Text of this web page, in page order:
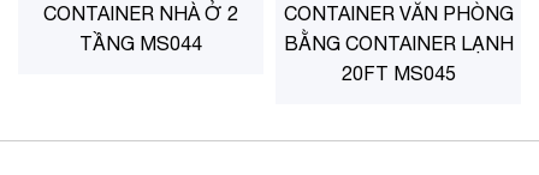
CONTAINER NHÀ Ở 2
TẦNG MS044
CONTAINER VĂN PHÒNG
BẰNG CONTAINER LẠNH
20FT MS045